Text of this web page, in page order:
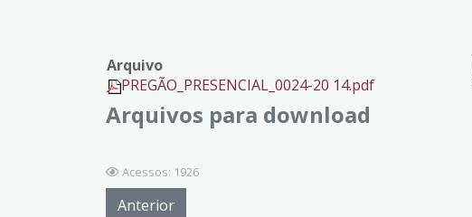
Arquivos para download
Arquivo
PREGÃO_PRESENCIAL_0024-20 14.pdf
Acessos: 1926
Anterior